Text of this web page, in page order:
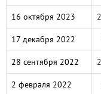
16 октября 2023
17 декабря 2022
28 сентября 2022
2 февраля 2022